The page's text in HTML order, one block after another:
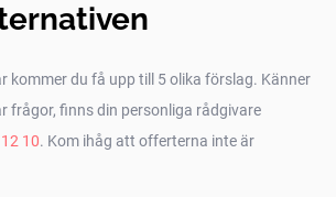
kommer du få upp till 5 olika förslag. Känner
frågor, finns din personliga rådgivare
10. Kom ihåg att offerterna inte är